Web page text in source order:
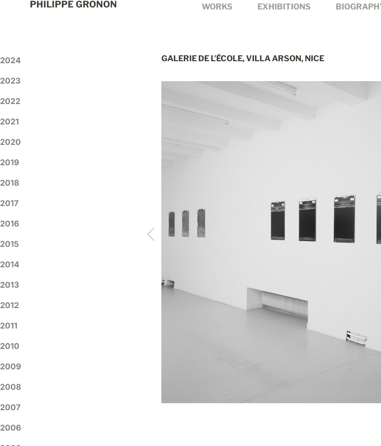
PHILIPPE GRONON WORKS EXHIBITIONS
2024
2023
2022
2021
2020
2019
2018
2017
2016
2015
2014
2013
2012
2011
2010
2009
2008
2007
2006
GALERIE DE L’ÉCOLE, VILLA ARSON, NICE